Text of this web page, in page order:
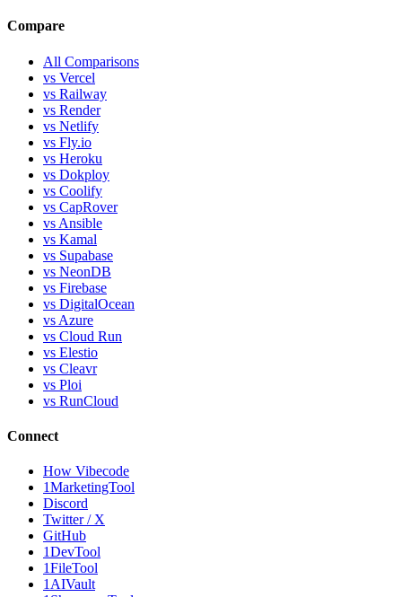
Compare
All Comparisons
vs Vercel
vs Railway
vs Render
vs Netlify
vs Fly.io
vs Heroku
vs Dokploy
vs Coolify
vs CapRover
vs Ansible
vs Kamal
vs Supabase
vs NeonDB
vs Firebase
vs DigitalOcean
vs Azure
vs Cloud Run
vs Elestio
vs Cleavr
vs Ploi
vs RunCloud
Connect
How Vibecode
1MarketingTool
Discord
Twitter / X
GitHub
1DevTool
1FileTool
1AIVault